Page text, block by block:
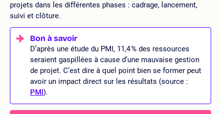
projets dans les différentes phases : cadrage, lancement,
suivi et clôture.
D’après une étude du PMI, 11,4 % des ressources
seraient gaspillées à cause d’une mauvaise gestion
de projet. C’est dire à quel point bien se former peut
avoir un impact direct sur les résultats (source :
PMI).